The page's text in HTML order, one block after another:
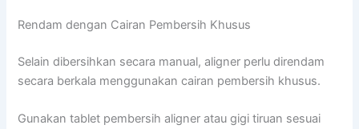
Rendam dengan Cairan Pembersih Khusus
Selain dibersihkan secara manual, aligner perlu direndam
secara berkala menggunakan cairan pembersih khusus.
Gunakan tablet pembersih aligner atau gigi tiruan sesuai